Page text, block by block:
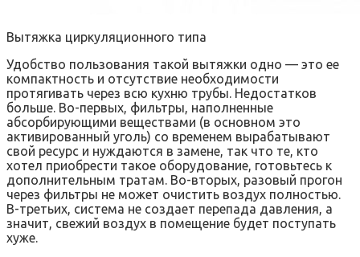
Вытяжка циркуляционного типа
Удобство пользования такой вытяжки одно — это ее
компактность и отсутствие необходимости
протягивать через всю кухню трубы. Недостатков
больше. Во-первых, фильтры, наполненные
абсорбирующими веществами (в основном это
активированный уголь) со временем вырабатывают
свой ресурс и нуждаются в замене, так что те, кто
хотел приобрести такое оборудование, готовьтесь к
дополнительным тратам. Во-вторых, разовый прогон
через фильтры не может очистить воздух полностью.
В-третьих, система не создает перепада давления, а
значит, свежий воздух в помещение будет поступать
хуже.